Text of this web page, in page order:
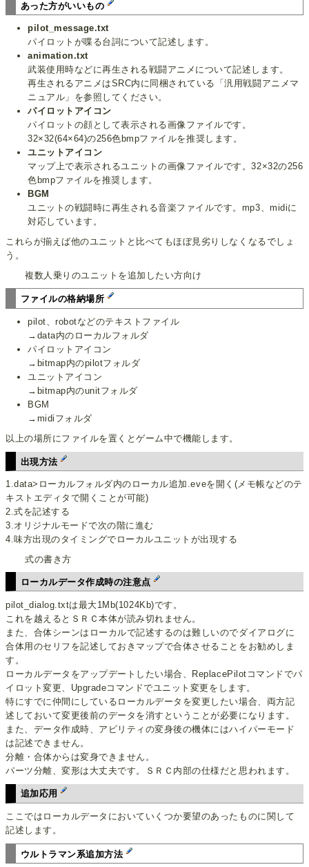
あった方がいいもの
pilot_message.txt
パイロットが喋る台詞について記述します。
animation.txt
武装使用時などに再生される戦闘アニメについて記述します。
再生されるアニメはSRC内に同梱されている「汎用戦闘アニメマ
ニュアル」を参照してください。
パイロットアイコン
パイロットの顔として表示される画像ファイルです。
32×32(64×64)の256色bmpファイルを推奨します。
ユニットアイコン
マップ上で表示されるユニットの画像ファイルです。32×32の256
色bmpファイルを推奨します。
BGM
ユニットの戦闘時に再生される音楽ファイルです。mp3、midiに
対応しています。
これらが揃えば他のユニットと比べてもほぼ見劣りしなくなるでしょ
う。
複数人乗りのユニットを追加したい方向け
ファイルの格納場所
pilot、robotなどのテキストファイル
→data内のローカルフォルダ
パイロットアイコン
→bitmap内のpilotフォルダ
ユニットアイコン
→bitmap内のunitフォルダ
BGM
→midiフォルダ
以上の場所にファイルを置くとゲーム中で機能します。
出現方法
1.data>ローカルフォルダ内のローカル追加.eveを開く(メモ帳などのテ
キストエディタで開くことが可能)
2.式を記述する
3.オリジナルモードで次の階に進む
4.味方出現のタイミングでローカルユニットが出現する
式の書き方
ローカルデータ作成時の注意点
pilot_dialog.txtは最大1Mb(1024Kb)です。
これを越えるとＳＲＣ本体が読み切れません。
また、合体シーンはローカルで記述するのは難しいのでダイアログに
合体用のセリフを記述しておきマップで合体させることをお勧めしま
す。
ローカルデータをアップデートしたい場合、ReplacePilotコマンドでパ
イロット変更、Upgradeコマンドでユニット変更をします。
特にすでに仲間にしているローカルデータを変更したい場合、両方記
述しておいて変更後前のデータを消すということが必要になります。
また、データ作成時、アビリティの変身後の機体にはハイパーモード
は記述できません。
分離・合体からは変身できません。
パーツ分離、変形は大丈夫です。ＳＲＣ内部の仕様だと思われます。
追加応用
ここではローカルデータにおいていくつか要望のあったものに関して
記述します。
ウルトラマン系追加方法